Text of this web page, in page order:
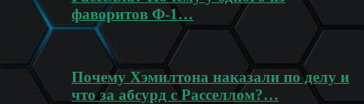
фаворитов Ф-1…
Почему Хэмилтона наказали по делу и
что за абсурд с Расселлом?…